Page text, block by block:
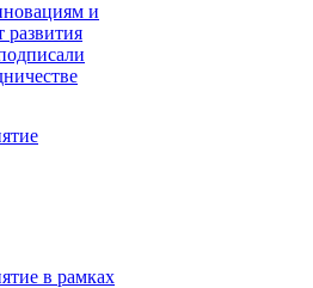
и
развития
в рамках